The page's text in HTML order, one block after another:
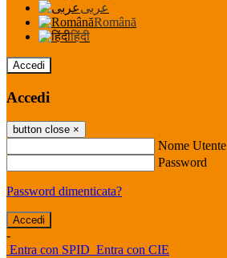
عربى
Română
हिंदी
Accedi
Accedi
button close ×
Nome Utente
Password
Password dimenticata?
-
Entra con SPID Entra con CIE